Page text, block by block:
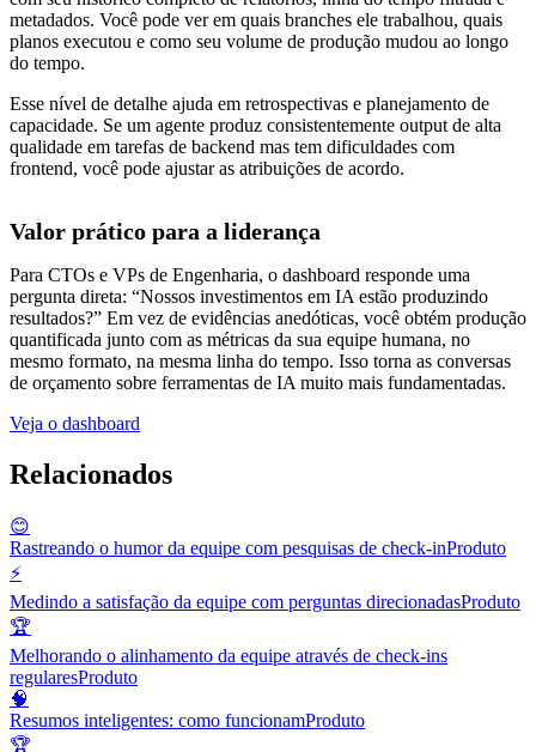
metadados. Você pode ver em quais branches ele trabalhou, quais
planos executou e como seu volume de produção mudou ao longo
do tempo.
Esse nível de detalhe ajuda em retrospectivas e planejamento de
capacidade. Se um agente produz consistentemente output de alta
qualidade em tarefas de backend mas tem dificuldades com
frontend, você pode ajustar as atribuições de acordo.
Valor prático para a liderança
Para CTOs e VPs de Engenharia, o dashboard responde uma
pergunta direta: “Nossos investimentos em IA estão produzindo
resultados?” Em vez de evidências anedóticas, você obtém produção
quantificada junto com as métricas da sua equipe humana, no
mesmo formato, na mesma linha do tempo. Isso torna as conversas
de orçamento sobre ferramentas de IA muito mais fundamentadas.
Veja o dashboard
Relacionados
😊
Rastreando o humor da equipe com pesquisas de check-inProduto
⚡
Medindo a satisfação da equipe com perguntas direcionadasProduto
🏆
Melhorando o alinhamento da equipe através de check-ins
regularesProduto
🧠
Resumos inteligentes: como funcionamProduto
🏆